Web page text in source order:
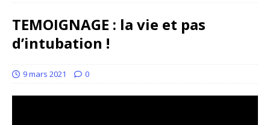
TEMOIGNAGE : la vie et pas
d’intubation !
9 mars 2021 0